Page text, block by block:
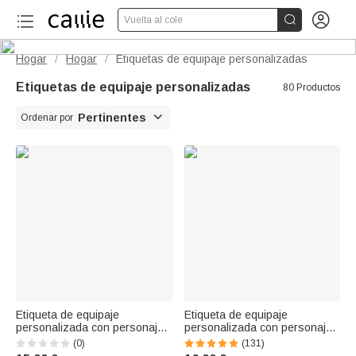
Vuelta al cole  
Hogar / Hogar / Etiquetas de equipaje personalizadas
Etiquetas de equipaje personalizadas 80 Productos
Ordenar por Pertinentes 
Etiqueta de equipaje
personalizada con personajes
de dibujos animados
multicolores, con nombre y
(0)
Etiqueta de equipaje
personalizada con personaje
de dibujos animados y nombre
regalo de cumpleaños y viaje
(131)